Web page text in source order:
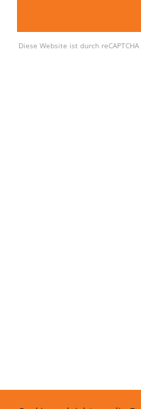
Diese Website ist durch